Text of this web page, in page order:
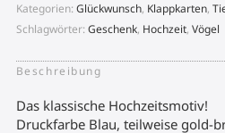
Kategorien: Glückwunsch, Klappkarten,
Schlagwörter: Geschenk, Hochzeit, Vögel
Beschreibung
Das klassische Hochzeitsmotiv!
Druckfarbe Blau, teilweise gold-